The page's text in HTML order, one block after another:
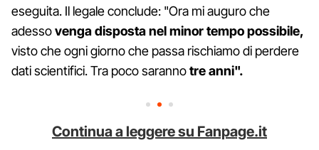
eseguita. Il legale conclude: "Ora mi auguro che
adessovenga disposta nel minor tempo possibile,
visto che ogni giorno che passa rischiamo di perdere
dati scientifici. Tra poco sarannotre anni".
Continua a leggere su Fanpage.it